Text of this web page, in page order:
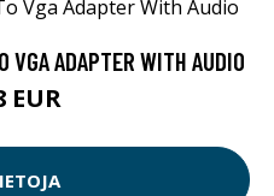
VGA ADAPTER WITH AUDIO
EUR